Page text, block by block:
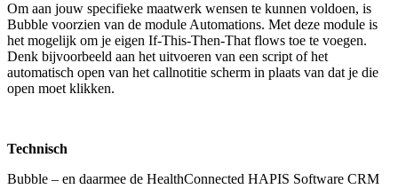
Om aan jouw specifieke maatwerk wensen te kunnen voldoen, is
Bubble voorzien van de module Automations. Met deze module is
het mogelijk om je eigen If-This-Then-That flows toe te voegen.
Denk bijvoorbeeld aan het uitvoeren van een script of het
automatisch open van het callnotitie scherm in plaats van dat je die
open moet klikken.
Technisch
Bubble – en daarmee de HealthConnected HAPIS Software CRM